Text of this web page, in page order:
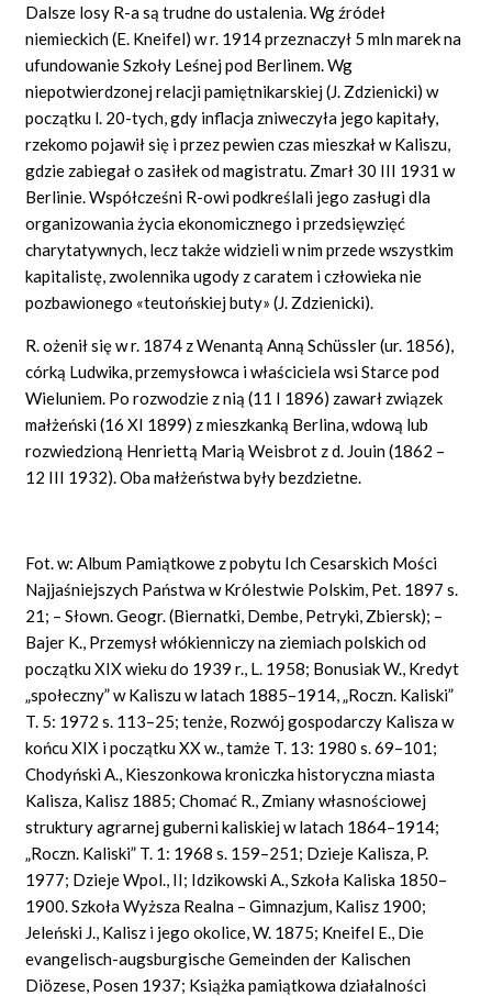
Dalsze losy R-a są trudne do ustalenia. Wg źródeł
niemieckich (E. Kneifel) w r. 1914 przeznaczył 5 mln marek na
ufundowanie Szkoły Leśnej pod Berlinem. Wg
niepotwierdzonej relacji pamiętnikarskiej (J. Zdzienicki) w
początku l. 20-tych, gdy inflacja zniweczyła jego kapitały,
rzekomo pojawił się i przez pewien czas mieszkał w Kaliszu,
gdzie zabiegał o zasiłek od magistratu. Zmarł 30 III 1931 w
Berlinie. Współcześni R-owi podkreślali jego zasługi dla
organizowania życia ekonomicznego i przedsięwzięć
charytatywnych, lecz także widzieli w nim przede wszystkim
kapitalistę, zwolennika ugody z caratem i człowieka nie
pozbawionego «teutońskiej buty» (J. Zdzienicki).
R. ożenił się w r. 1874 z Wenantą Anną Schüssler (ur. 1856),
córką Ludwika, przemysłowca i właściciela wsi Starce pod
Wieluniem. Po rozwodzie z nią (11 I 1896) zawarł związek
małżeński (16 XI 1899) z mieszkanką Berlina, wdową lub
rozwiedzioną Henriettą Marią Weisbrot z d. Jouin (1862 –
12 III 1932). Oba małżeństwa były bezdzietne.
Fot. w: Album Pamiątkowe z pobytu Ich Cesarskich Mości
Najjaśniejszych Państwa w Królestwie Polskim, Pet. 1897 s.
21; – Słown. Geogr. (Biernatki, Dembe, Petryki, Zbiersk); –
Bajer K., Przemysł włókienniczy na ziemiach polskich od
początku XIX wieku do 1939 r., L. 1958; Bonusiak W., Kredyt
„społeczny” w Kaliszu w latach 1885–1914, „Roczn. Kaliski”
T. 5: 1972 s. 113–25; tenże, Rozwój gospodarczy Kalisza w
końcu XIX i początku XX w., tamże T. 13: 1980 s. 69–101;
Chodyński A., Kieszonkowa kroniczka historyczna miasta
Kalisza, Kalisz 1885; Chomać R., Zmiany własnościowej
struktury agrarnej guberni kaliskiej w latach 1864–1914;
„Roczn. Kaliski” T. 1: 1968 s. 159–251; Dzieje Kalisza, P.
1977; Dzieje Wpol., II; Idzikowski A., Szkoła Kaliska 1850–
1900. Szkoła Wyższa Realna – Gimnazjum, Kalisz 1900;
Jeleński J., Kalisz i jego okolice, W. 1875; Kneifel E., Die
evangelisch-augsburgische Gemeinden der Kalischen
Diözese, Posen 1937; Książka pamiątkowa działalności